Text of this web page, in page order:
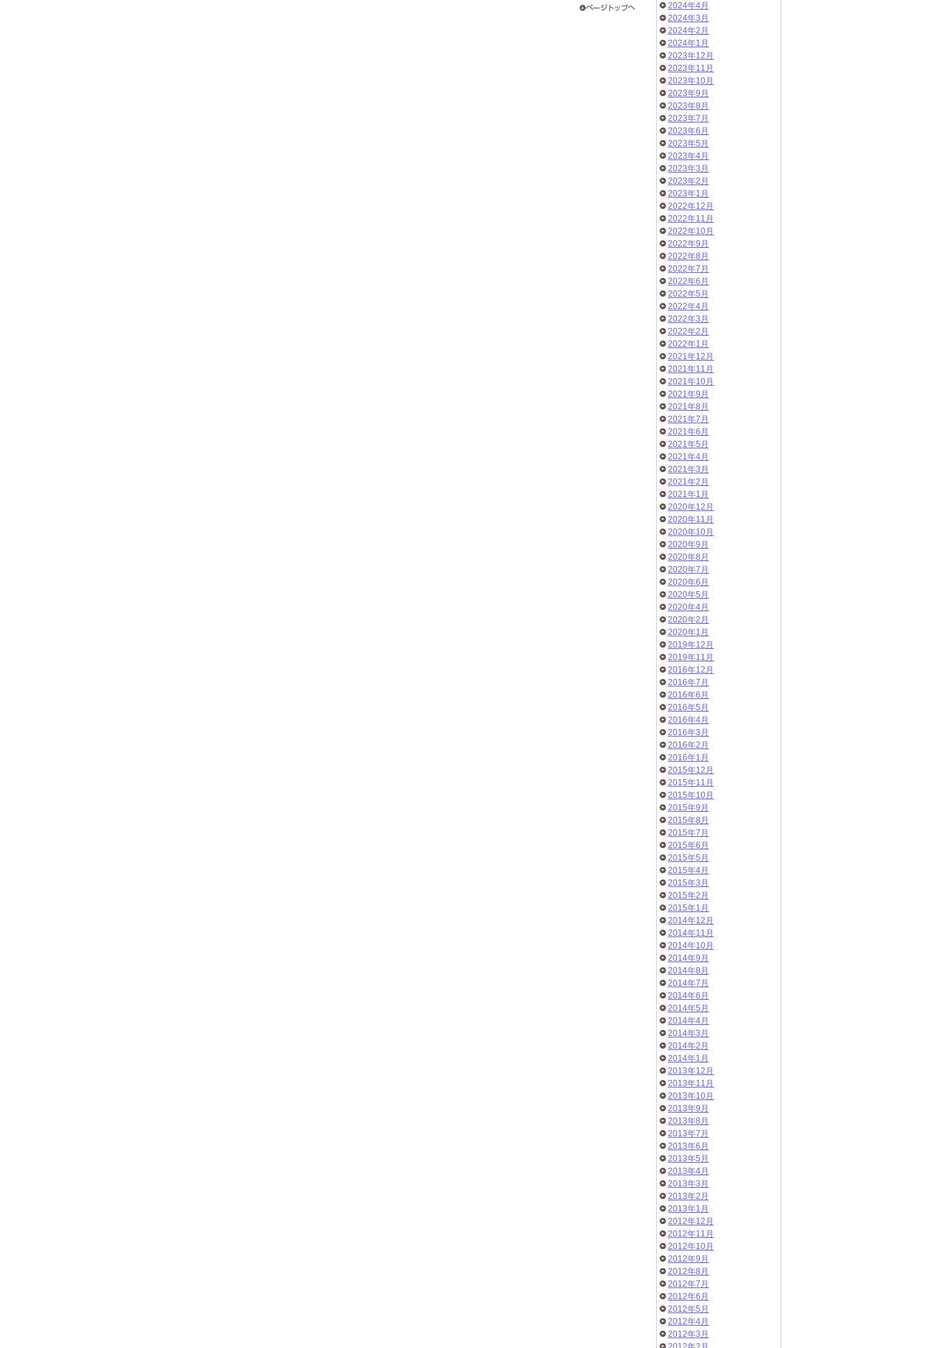
2024年4月
2024年3月
2024年2月
2024年1月
2023年12月
2023年11月
2023年10月
2023年9月
2023年8月
2023年7月
2023年6月
2023年5月
2023年4月
2023年3月
2023年2月
2023年1月
2022年12月
2022年11月
2022年10月
2022年9月
2022年8月
2022年7月
2022年6月
2022年5月
2022年4月
2022年3月
2022年2月
2022年1月
2021年12月
2021年11月
2021年10月
2021年9月
2021年8月
2021年7月
2021年6月
2021年5月
2021年4月
2021年3月
2021年2月
2021年1月
2020年12月
2020年11月
2020年10月
2020年9月
2020年8月
2020年7月
2020年6月
2020年5月
2020年4月
2020年2月
2020年1月
2019年12月
2019年11月
2016年12月
2016年7月
2016年6月
2016年5月
2016年4月
2016年3月
2016年2月
2016年1月
2015年12月
2015年11月
2015年10月
2015年9月
2015年8月
2015年7月
2015年6月
2015年5月
2015年4月
2015年3月
2015年2月
2015年1月
2014年12月
2014年11月
2014年10月
2014年9月
2014年8月
2014年7月
2014年6月
2014年5月
2014年4月
2014年3月
2014年2月
2014年1月
2013年12月
2013年11月
2013年10月
2013年9月
2013年8月
2013年7月
2013年6月
2013年5月
2013年4月
2013年3月
2013年2月
2013年1月
2012年12月
2012年11月
2012年10月
2012年9月
2012年8月
2012年7月
2012年6月
2012年5月
2012年4月
2012年3月